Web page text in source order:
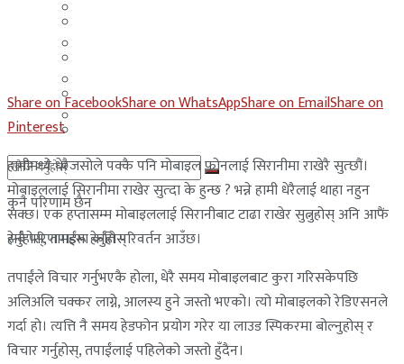
साउदी अरब
कुनै परिणाम छैन
सबै परिणामहरू हेर्नुहोस्
युएई
साउदी अरब
Share on FacebookShare on WhatsAppShare on EmailShare on
Pinterest
हामीमध्ये धेरैजसोले पक्कै पनि मोबाइल फोनलाई सिरानीमा राखेरै सुत्छौं।
मोबाइललाई सिरानीमा राखेर सुत्दा के हुन्छ ? भन्ने हामी धेरैलाई थाहा नहुन
सक्छ। एक हप्तासम्म मोबाइललाई सिरानीबाट टाढा राखेर सुत्नुहोस् अनि आफैं
हेर्नुहोस्, तपाईंमा कति परिवर्तन आउँछ।
तपाईंले विचार गर्नुभएकै होला, धेरै समय मोबाइलबाट कुरा गरिसकेपछि
अलिअलि चक्कर लाग्ने, आलस्य हुने जस्तो भएको। त्यो मोबाइलको रेडिएसनले
गर्दा हो। त्यत्ति नै समय हेडफोन प्रयोग गरेर या लाउड स्पिकरमा बोल्नुहोस् र
विचार गर्नुहोस्, तपाईंलाई पहिलेको जस्तो हुँदैन।